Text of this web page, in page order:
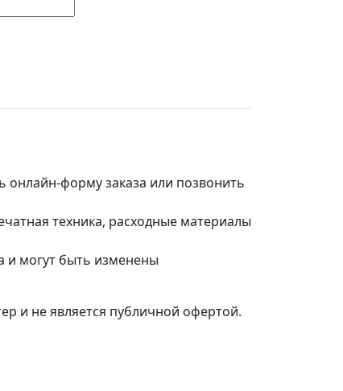
онлайн-форму заказа или позвонить
техника, расходные материалы
и могут быть изменены
и не является публичной офертой.